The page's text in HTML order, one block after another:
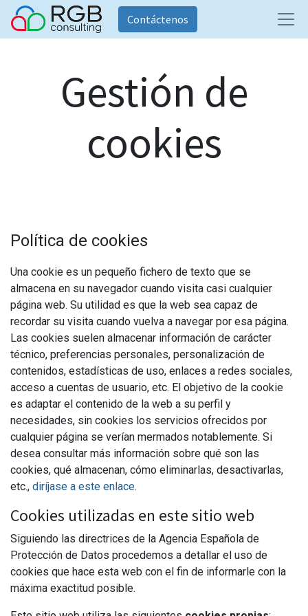
Contáctenos
Gestión de
cookies
Política de cookies
Una cookie es un pequeño fichero de texto que se
almacena en su navegador cuando visita casi cualquier
página web. Su utilidad es que la web sea capaz de
recordar su visita cuando vuelva a navegar por esa página.
Las cookies suelen almacenar información de carácter
técnico, preferencias personales, personalización de
contenidos, estadísticas de uso, enlaces a redes sociales,
acceso a cuentas de usuario, etc. El objetivo de la cookie
es adaptar el contenido de la web a su perfil y
necesidades, sin cookies los servicios ofrecidos por
cualquier página se verían mermados notablemente. Si
desea consultar más información sobre qué son las
cookies, qué almacenan, cómo eliminarlas, desactivarlas,
etc., diríjase a este enlace.
Cookies utilizadas en este sitio web
Siguiendo las directrices de la Agencia Española de
Protección de Datos procedemos a detallar el uso de
cookies que hace esta web con el fin de informarle con la
máxima exactitud posible.